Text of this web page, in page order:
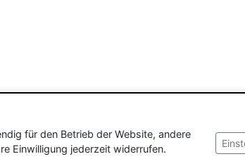
für den Betrieb der Website, andere
Einwilligung jederzeit widerrufen.